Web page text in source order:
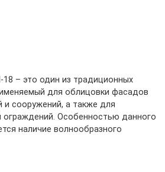
– это один из традиционных
для облицовки фасадов
сооружений, а также для
ограждений. Особенностью данного
наличие волнообразного